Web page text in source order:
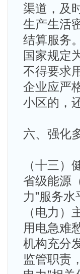
渠道，及
生产生活
结算服务
国家规定
不得要求
企业应严
小区的，
六、强化
（十三
省级能源
力”服务
（电力
用电急难
机构充分
监管职责